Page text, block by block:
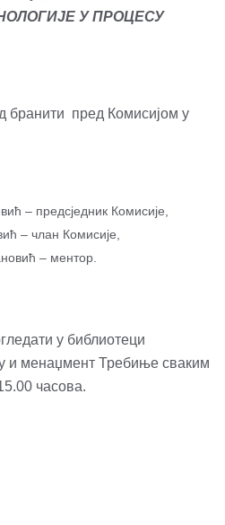
У ПРОЦЕСУ
бранити пред Комисијом у
– предсједник Комисије,
– члан Комисије,
– ментор.
у библиотеци
и менаџмент Требиње сваким
часова.